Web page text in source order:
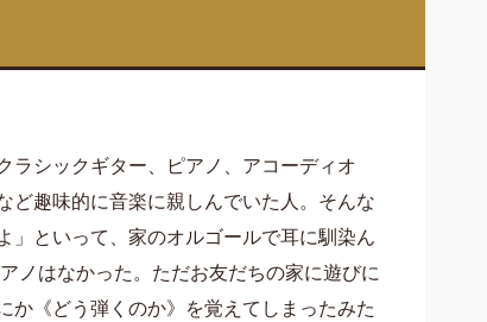
ラシックギター、ピアノ、アコーディオ
ど趣味的に音楽に親しんでいた人。そんな
」といって、家のオルゴールで耳に馴染ん
ノはなかった。ただお友だちの家に遊びに
《どう弾くのか》を覚えてしまったみた